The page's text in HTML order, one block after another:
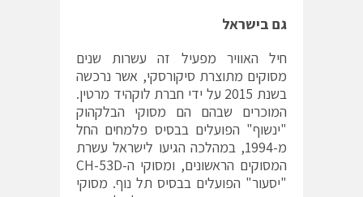
גם בישראל
חיל האוויר מפעיל זה עשרות שנים
מסוקים מתוצרת סיקורסקי, אשר נרכשה
בשנת 2015 על ידי חברת לוקהיד מרטין.
המוכרים שבהם הם מסוקי הבלקהוק
"ינשוף" הפועלים בבסיס פלמחים החל
מ-1994, במהלכה הגיעו לישראל עשרת
המסוקים הראשונים, ומסוקי ה-CH-53D
"יסעור" הפועלים בבסיס תל נוף. מסוקי